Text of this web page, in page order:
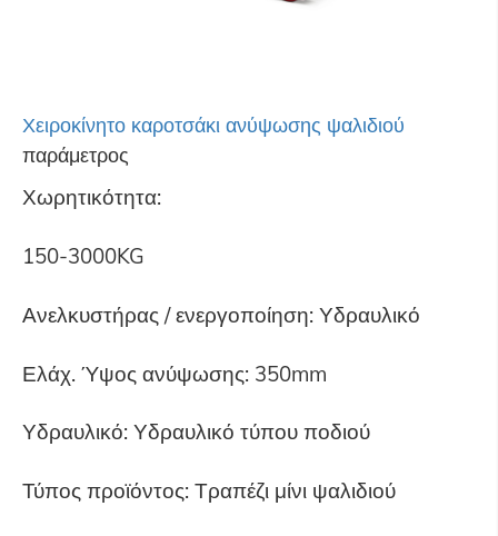
Χειροκίνητο καροτσάκι ανύψωσης ψαλιδιού
παράμετρος
Χωρητικότητα:
150-3000KG
Ανελκυστήρας / ενεργοποίηση: Υδραυλικό
Ελάχ. Ύψος ανύψωσης: 350mm
Υδραυλικό: Υδραυλικό τύπου ποδιού
Τύπος προϊόντος: Τραπέζι μίνι ψαλιδιού